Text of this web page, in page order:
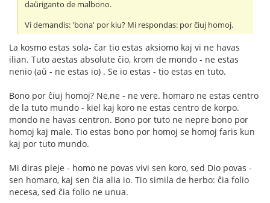
daŭriganto de malbono.
Vi demandis: 'bona' por kiu? Mi respondas: por ĉiuj homoj.
La kosmo estas sola- ĉar tio estas aksiomo kaj vi ne havas
ilian. Tuto aestas absolute ĉio, krom de mondo - ne estas
nenio (aŭ - ne estas io) . Se io estas - tio estas en tuto.
Bono por ĉiuj homoj? Ne,ne - ne vere. homaro ne estas centro
de la tuto mundo - kiel kaj koro ne estas centro de korpo.
mondo ne havas centron. Bono por tuto ne nepre bono por
homoj kaj male. Tio estas bono por homoj se homoj faris kun
kaj por tuto mundo.
Mi diras pleje - homo ne povas vivi sen koro, sed Dio povas -
sen homaro, kaj sen ĉia alia io. Tio simila de herbo: ĉia folio
necesa, sed ĉia folio ne unua.